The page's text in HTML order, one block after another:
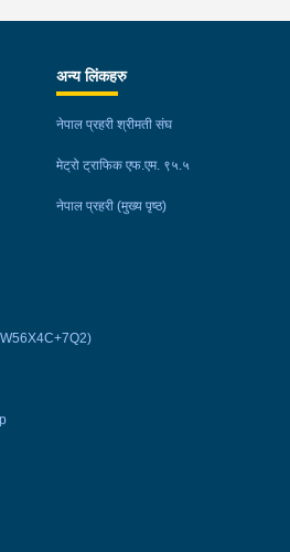
अन्य लिंकहरु
नेपाल प्रहरी श्रीमती संघ
मेट्रो ट्राफिक एफ.एम. ९५.५
नेपाल प्रहरी (मुख्य पृष्ठ)